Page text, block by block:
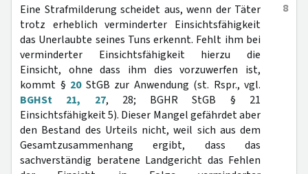
8
Eine Strafmilderung scheidet aus, wenn der Täter
trotz erheblich verminderter Einsichtsfähigkeit
das Unerlaubte seines Tuns erkennt. Fehlt ihm bei
verminderter Einsichtsfähigkeit hierzu die
Einsicht, ohne dass ihm dies vorzuwerfen ist,
kommt § 20StGB zur Anwendung (st. Rspr., vgl.
BGHSt 21, 27, 28; BGHR StGB § 21
Einsichtsfähigkeit 5). Dieser Mangel gefährdet aber
den Bestand des Urteils nicht, weil sich aus dem
Gesamtzusammenhang ergibt, dass das
sachverständig beratene Landgericht das Fehlen